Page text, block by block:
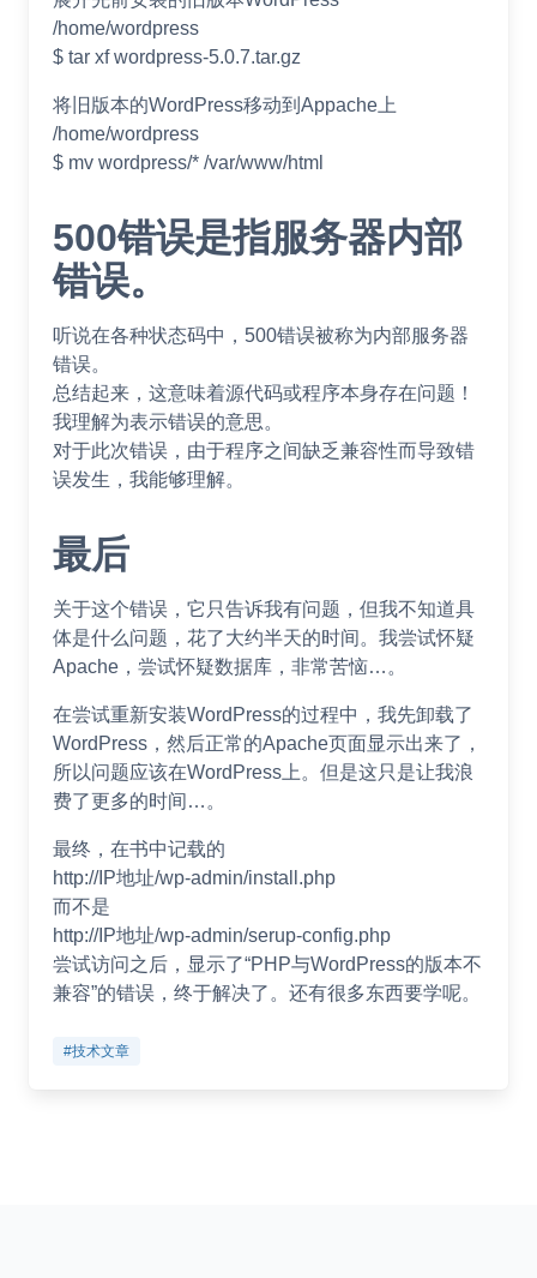
/home/wordpress
$ tar xf wordpress-5.0.7.tar.gz
将旧版本的WordPress移动到Appache上
/home/wordpress
$ mv wordpress/* /var/www/html
500错误是指服务器内部
错误。
听说在各种状态码中，500错误被称为内部服务器
错误。
总结起来，这意味着源代码或程序本身存在问题！
我理解为表示错误的意思。
对于此次错误，由于程序之间缺乏兼容性而导致错
误发生，我能够理解。
最后
关于这个错误，它只告诉我有问题，但我不知道具
体是什么问题，花了大约半天的时间。我尝试怀疑
Apache，尝试怀疑数据库，非常苦恼…。
在尝试重新安装WordPress的过程中，我先卸载了
WordPress，然后正常的Apache页面显示出来了，
所以问题应该在WordPress上。但是这只是让我浪
费了更多的时间…。
最终，在书中记载的
http://IP地址/wp-admin/install.php
而不是
http://IP地址/wp-admin/serup-config.php
尝试访问之后，显示了“PHP与WordPress的版本不
兼容”的错误，终于解决了。还有很多东西要学呢。
#技术文章